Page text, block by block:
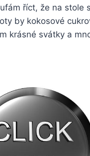
říct, že na stole s
by kokosové
krásné svátky a